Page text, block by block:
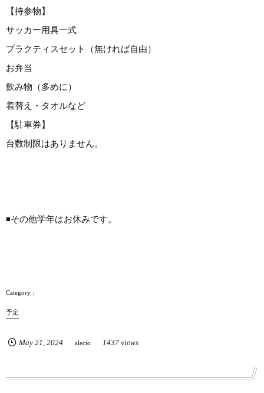
【持参物】
サッカー用具一式
プラクティスセット（無ければ自由）
お弁当
飲み物（多めに）
着替え・タオルなど
【駐車券】
台数制限はありません。
◾️その他学年はお休みです。
予定
May 21 , 2024 alecio 1437 views